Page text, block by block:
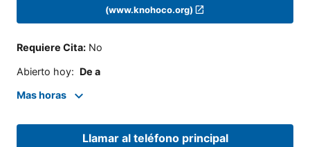
(www.knohoco.org)
Requiere Cita: No
Abierto hoy: De a
Mas horas
Llamar al teléfono principal